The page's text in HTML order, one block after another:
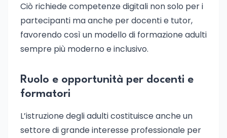
Ciò richiede competenze digitali non solo per i
partecipanti ma anche per docenti e tutor,
favorendo così un modello di formazione adulti
sempre più moderno e inclusivo.
Ruolo e opportunità per docenti e
formatori
L’istruzione degli adulti costituisce anche un
settore di grande interesse professionale per